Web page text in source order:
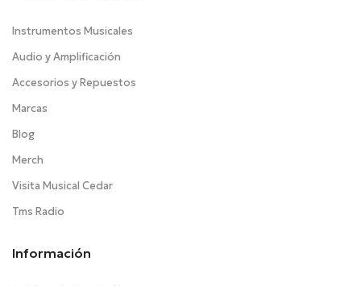
Instrumentos Musicales
Audio y Amplificación
Accesorios y Repuestos
Marcas
Blog
Merch
Visita Musical Cedar
Tms Radio
Información